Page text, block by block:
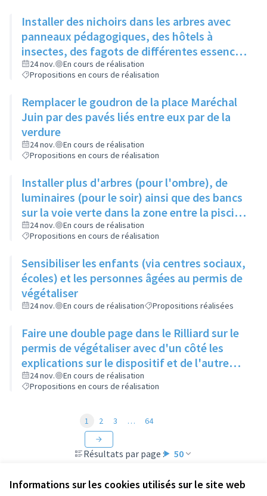
Informations sur les cookies utilisés sur le site web
Installer des nichoirs dans les arbres avec
panneaux pédagogiques, des hôtels à
insectes, des fagots de différentes essences
pour stimuler la biodiversité sur la place du
Château à la Roue
24 nov.
En cours de réalisation
Propositions en cours de réalisation
Remplacer le goudron de la place Maréchal
Juin par des pavés liés entre eux par de la
verdure
24 nov.
En cours de réalisation
Propositions en cours de réalisation
Installer plus d'arbres (pour l'ombre), de
luminaires (pour le soir) ainsi que des bancs
sur la voie verte dans la zone entre la piscine
et la rue de l'Industrie
24 nov.
En cours de réalisation
Propositions en cours de réalisation
Sensibiliser les enfants (via centres sociaux,
écoles) et les personnes âgées au permis de
végétaliser
24 nov. En cours de réalisation Propositions réalisées
Faire une double page dans le Rilliard sur le
permis de végétaliser avec d'un côté les
explications sur le dispositif et de l'autre
côté des exemples concrets de lieux à
investir
24 nov.
En cours de réalisation
Propositions en cours de réalisation
Résultats par page : 50
1 2 3 … 64